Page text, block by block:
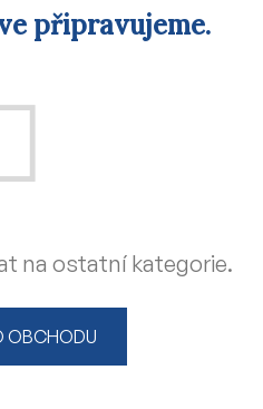
připravujeme.
na ostatní kategorie.
OBCHODU